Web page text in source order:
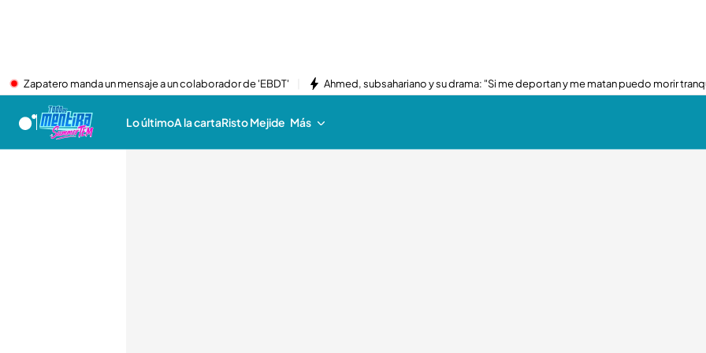
Zapatero manda un mensaje a un colaborador de 'EBDT' Ahmed, subsahariano y su drama: "Si me deportan y me matan puedo morir
Lo últimoA la cartaRisto Mejide Más